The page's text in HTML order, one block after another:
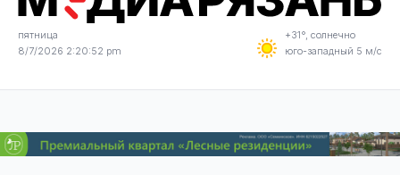
пятница
8/7/2026 2:20:52 pm
+31°, солнечно
юго-западный 5 м/с